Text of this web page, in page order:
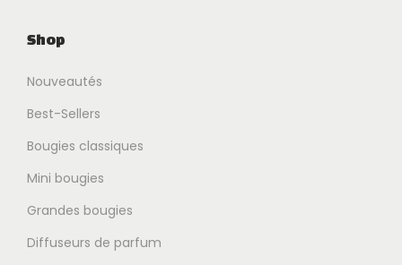
Shop
Nouveautés
Best-Sellers
Bougies classiques
Mini bougies
Grandes bougies
Diffuseurs de parfum